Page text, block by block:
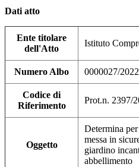
Dati atto
Ente titolare
dell'Atto
Istituto
Numero Albo 0000027/2022
Codice di
Riferimento
Prot.n. 2397/
Oggetto
Determina
messa in
giardino
abbellimento